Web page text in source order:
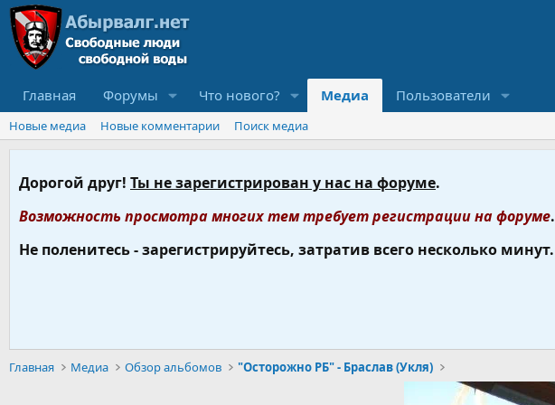
Главная Форумы Что нового? Медиа Пользователи
Новые медиа Новые комментарии Поиск медиа
Дорогой друг! Ты не зарегистрирован у нас на форуме.
Возможность просмотра многих тем требует регистрации на форуме.
Не поленитесь - зарегистрируйтесь, затратив всего несколько минут.
Главная Медиа Обзор альбомов "Осторожно РБ" - Браслав (Укля)